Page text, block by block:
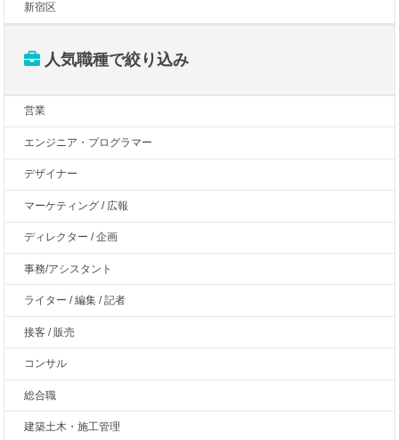
新宿区
人気職種で絞り込み
営業
エンジニア・プログラマー
デザイナー
マーケティング / 広報
ディレクター / 企画
事務/アシスタント
ライター / 編集 / 記者
接客 / 販売
コンサル
総合職
建築土木・施工管理